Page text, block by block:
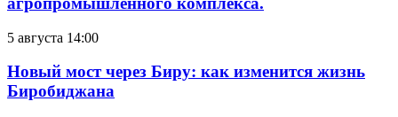
5 августа 14:00
Новый мост через Биру: как изменится жизнь
Биробиджана